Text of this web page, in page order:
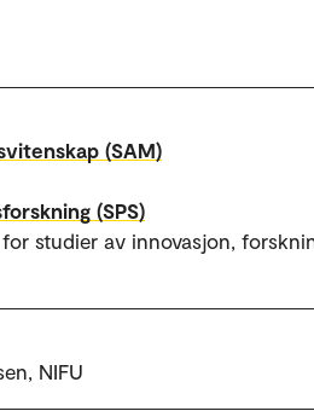
(SAM)
(SPS)
studier av innovasjon,
NIFU